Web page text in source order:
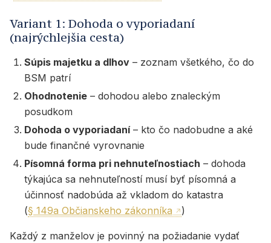
Variant 1: Dohoda o vyporiadaní
(najrýchlejšia cesta)
Súpis majetku a dlhov – zoznam všetkého, čo do
BSM patrí
Ohodnotenie – dohodou alebo znaleckým
posudkom
Dohoda o vyporiadaní– kto čo nadobudne a aké
bude finančné vyrovnanie
Písomná forma pri nehnuteľnostiach – dohoda
týkajúca sa nehnuteľností musí byť písomná a
účinnosť nadobúda až vkladom do katastra
(§ 149a Občianskeho zákonníka )
Každý z manželov je povinný na požiadanie vydať